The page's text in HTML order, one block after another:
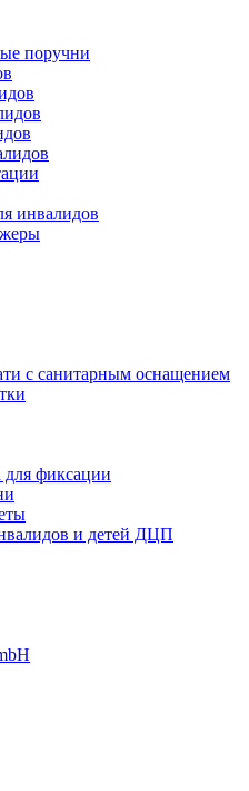
поручни
инвалидов
с санитарным оснащением
для фиксации
и детей ДЦП